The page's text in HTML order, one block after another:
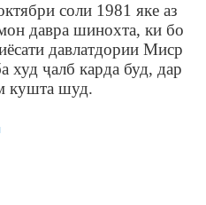
соли 1981 яке аз
давра шинохта, ки бо
давлатдории Миср
худ ҷалб карда буд, дар
кушта шуд.